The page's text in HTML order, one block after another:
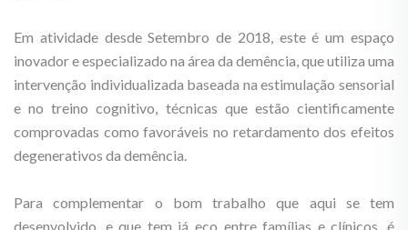
Em atividade desde Setembro de 2018, este é um espaço
inovador e especializado na área da demência, que utiliza uma
intervenção individualizada baseada na estimulação sensorial
e no treino cognitivo, técnicas que estão cientificamente
comprovadas como favoráveis no retardamento dos efeitos
degenerativos da demência.
Para complementar o bom trabalho que aqui se tem
desenvolvido, e que tem já eco entre famílias e clínicos, é